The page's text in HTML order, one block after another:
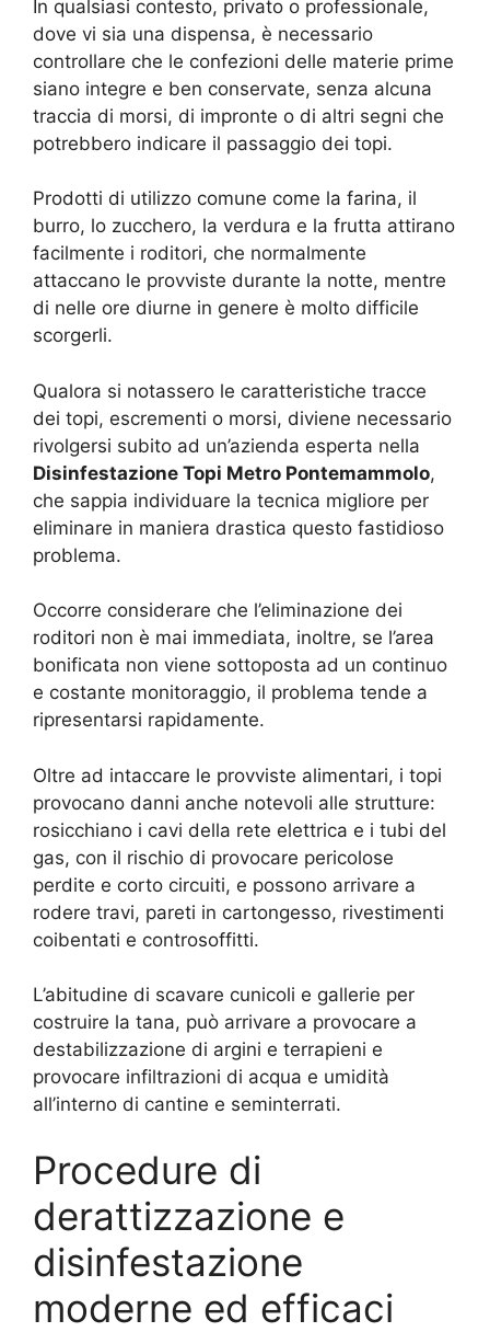
In qualsiasi contesto, privato o professionale,
dove vi sia una dispensa, è necessario
controllare che le confezioni delle materie prime
siano integre e ben conservate, senza alcuna
traccia di morsi, di impronte o di altri segni che
potrebbero indicare il passaggio dei topi.
Prodotti di utilizzo comune come la farina, il
burro, lo zucchero, la verdura e la frutta attirano
facilmente i roditori, che normalmente
attaccano le provviste durante la notte, mentre
di nelle ore diurne in genere è molto difficile
scorgerli.
Qualora si notassero le caratteristiche tracce
dei topi, escrementi o morsi, diviene necessario
rivolgersi subito ad un’azienda esperta nella
Disinfestazione Topi Metro Pontemammolo,
che sappia individuare la tecnica migliore per
eliminare in maniera drastica questo fastidioso
problema.
Occorre considerare che l’eliminazione dei
roditori non è mai immediata, inoltre, se l’area
bonificata non viene sottoposta ad un continuo
e costante monitoraggio, il problema tende a
ripresentarsi rapidamente.
Oltre ad intaccare le provviste alimentari, i topi
provocano danni anche notevoli alle strutture:
rosicchiano i cavi della rete elettrica e i tubi del
gas, con il rischio di provocare pericolose
perdite e corto circuiti, e possono arrivare a
rodere travi, pareti in cartongesso, rivestimenti
coibentati e controsoffitti.
L’abitudine di scavare cunicoli e gallerie per
costruire la tana, può arrivare a provocare a
destabilizzazione di argini e terrapieni e
provocare infiltrazioni di acqua e umidità
all’interno di cantine e seminterrati.
Procedure di
derattizzazione e
disinfestazione
moderne ed efficaci